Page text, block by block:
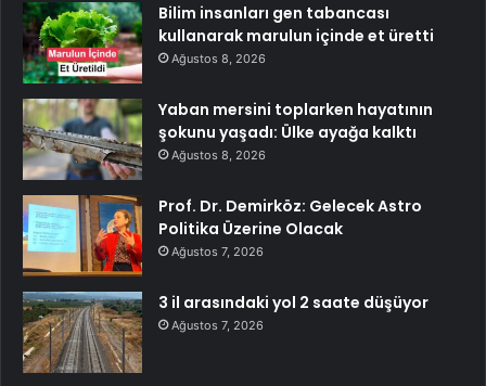
Bilim insanları gen tabancası
kullanarak marulun içinde et üretti
Ağustos 8, 2026
Yaban mersini toplarken hayatının
şokunu yaşadı: Ülke ayağa kalktı
Ağustos 8, 2026
Prof. Dr. Demirköz: Gelecek Astro
Politika Üzerine Olacak
Ağustos 7, 2026
3 il arasındaki yol 2 saate düşüyor
Ağustos 7, 2026